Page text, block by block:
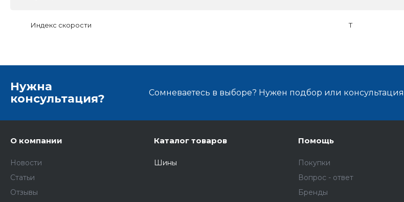
Индекс скорости T
Нужна
консультация?
Сомневаетесь в выборе? Нужен подбор или
О компании
Новости
Статьи
Отзывы
Каталог товаров
Шины
Помощь
Покупки
Вопрос - ответ
Бренды